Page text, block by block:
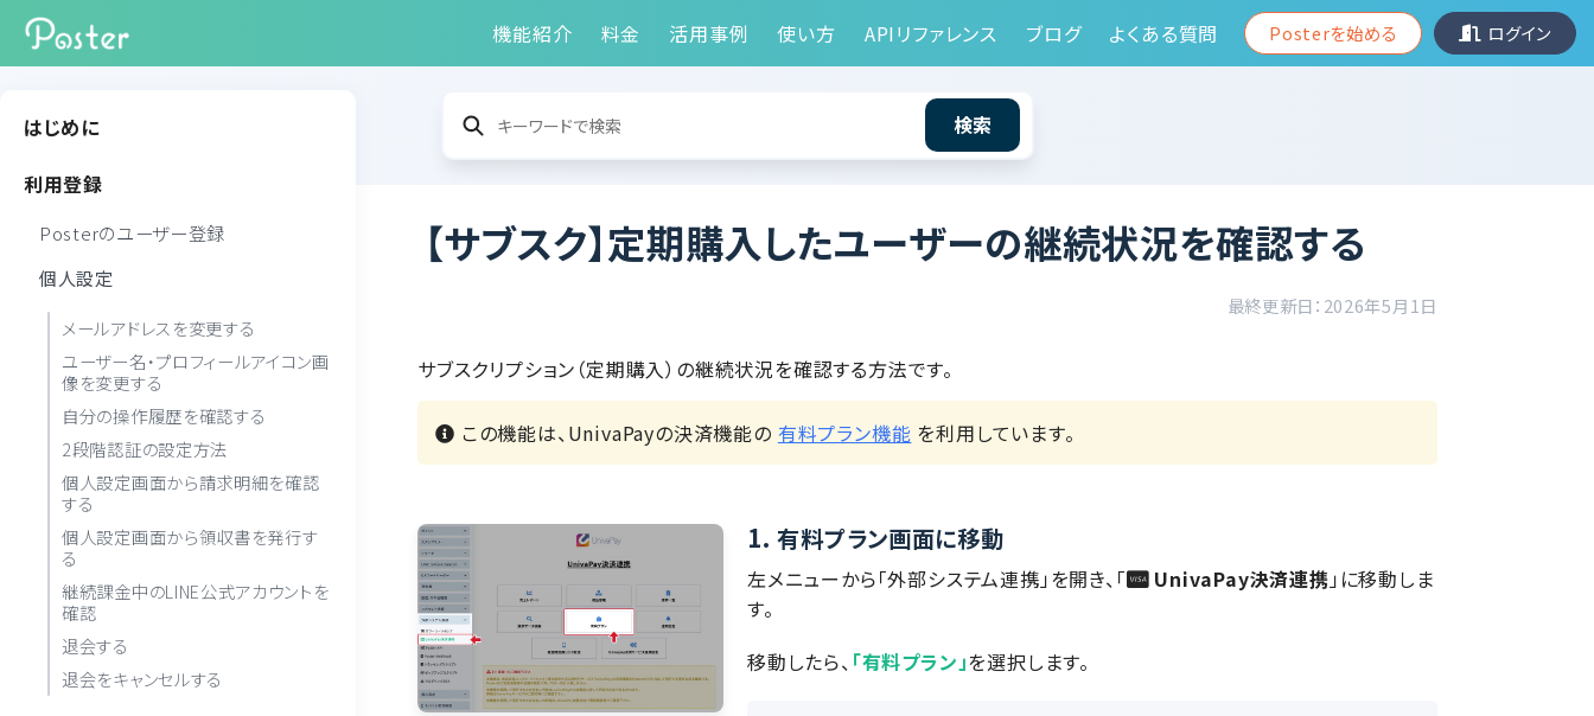
機能紹介 料金 活用事例 使い方 APIリファレンス ブログ よくある質問 Posterを始める ログイン
はじめに
利用登録
Posterのユーザー登録
個人設定
メールアドレスを変更する
ユーザー名・プロフィールアイコン画
像を変更する
自分の操作履歴を確認する
2段階認証の設定方法
個人設定画面から請求明細を確認
する
個人設定画面から領収書を発行す
る
継続課金中のLINE公式アカウントを
確認
退会する
退会をキャンセルする
検索
【サブスク】定期購入したユーザーの継続状況を確認する
最終更新日：2026年5月1日
サブスクリプション（定期購入）の継続状況を確認する方法です。
この機能は、UnivaPayの決済機能の 有料プラン機能 を利用しています。
1. 有料プラン画面に移動
左メニューから「外部システム連携」を開き、「 UnivaPay決済連携」に移動しま
す。
移動したら、 「有料プラン」を選択します。